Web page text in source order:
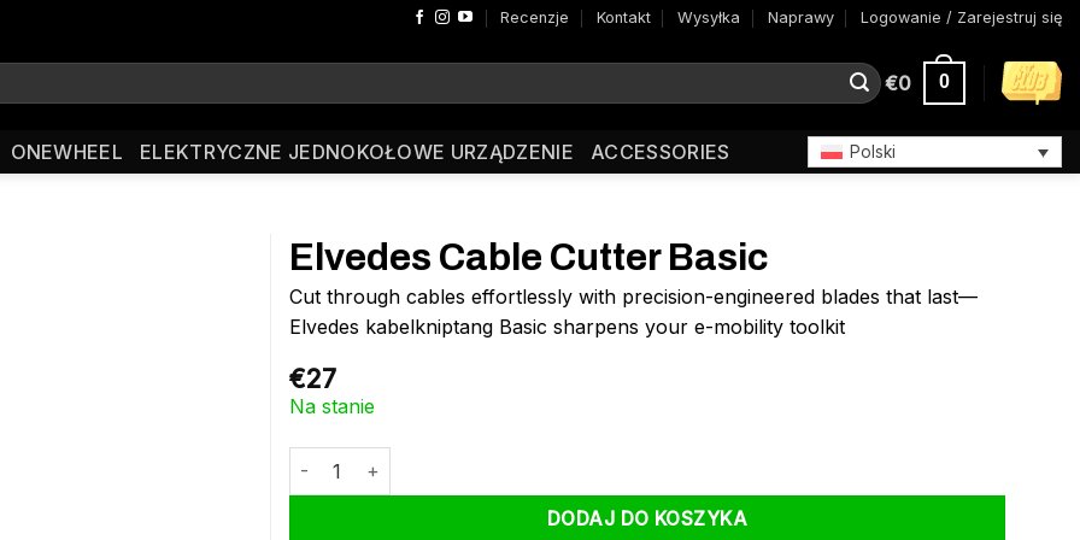
Recenzje Kontakt Wysyłka Naprawy Logowanie / Zarejestruj się
€0 0
ONEWHEEL ELEKTRYCZNE JEDNOKOŁOWE URZĄDZENIE ACCESSORIES Polski
Elvedes Cable Cutter Basic
Cut through cables effortlessly with precision-engineered blades that last—
Elvedes kabelkniptang Basic sharpens your e-mobility toolkit
€27
Na stanie
ilość Elvedes Cable Cutter Basic
DODAJ DO KOSZYKA